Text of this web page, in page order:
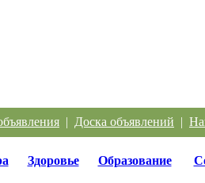
| Доска объявлений |
Здоровье Образование